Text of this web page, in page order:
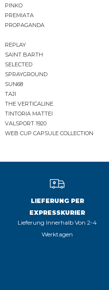
PINKO
PREMIATA
PROPAGANDA
REPLAY
SAINT BARTH
SELECTED
SPRAYGROUND
SUN68
TAJI
THE VERTICALINE
TINTORIA MATTEI
VALSPORT 1920
WEB CUP CAPSULE COLLECTION
LIEFERUNG PER
EXPRESSKURIER
Lieferung Innerhalb Von 2-4
Werktagen